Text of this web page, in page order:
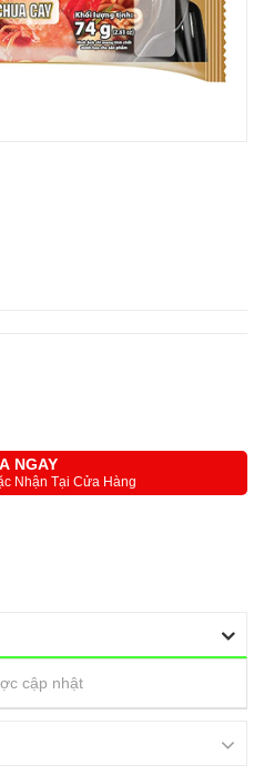
NGAY
Nhận Tại Cửa Hàng
cập nhật